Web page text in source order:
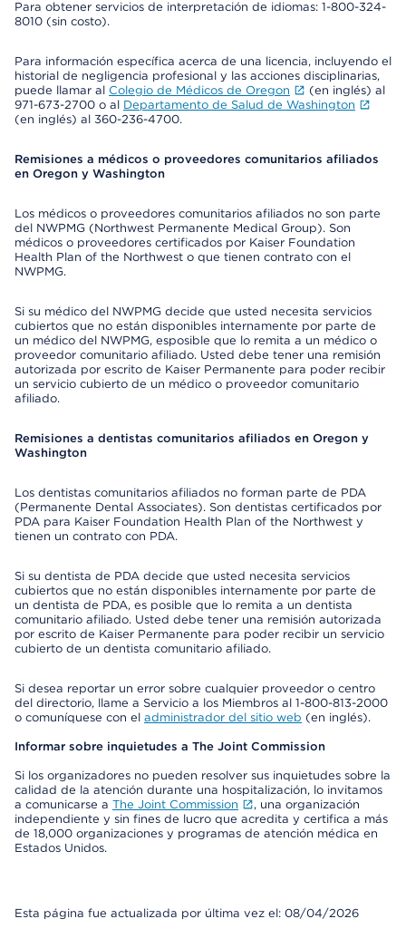
Para obtener servicios de interpretación de idiomas: 1-800-324-
8010 (sin costo).
Para información específica acerca de una licencia, incluyendo el
historial de negligencia profesional y las acciones disciplinarias,
puede llamar al Colegio de Médicos de Oregon
(en inglés) al
971-673-2700 o al Departamento de Salud de Washington
(en inglés) al 360-236-4700.
Remisiones a médicos o proveedores comunitarios afiliados
en Oregon y Washington
Los médicos o proveedores comunitarios afiliados no son parte
del NWPMG (Northwest Permanente Medical Group). Son
médicos o proveedores certificados por Kaiser Foundation
Health Plan of the Northwest o que tienen contrato con el
NWPMG.
Si su médico del NWPMG decide que usted necesita servicios
cubiertos que no están disponibles internamente por parte de
un médico del NWPMG, esposible que lo remita a un médico o
proveedor comunitario afiliado. Usted debe tener una remisión
autorizada por escrito de Kaiser Permanente para poder recibir
un servicio cubierto de un médico o proveedor comunitario
afiliado.
Remisiones a dentistas comunitarios afiliados en Oregon y
Washington
Los dentistas comunitarios afiliados no forman parte de PDA
(Permanente Dental Associates). Son dentistas certificados por
PDA para Kaiser Foundation Health Plan of the Northwest y
tienen un contrato con PDA.
Si su dentista de PDA decide que usted necesita servicios
cubiertos que no están disponibles internamente por parte de
un dentista de PDA, es posible que lo remita a un dentista
comunitario afiliado. Usted debe tener una remisión autorizada
por escrito de Kaiser Permanente para poder recibir un servicio
cubierto de un dentista comunitario afiliado.
Si desea reportar un error sobre cualquier proveedor o centro
del directorio, llame a Servicio a los Miembros al 1-800-813-2000
o comuníquese con el administrador del sitio web (en inglés).
Informar sobre inquietudes a The Joint Commission
Si los organizadores no pueden resolver sus inquietudes sobre la
calidad de la atención durante una hospitalización, lo invitamos
a comunicarse a The Joint Commission
, una organización
independiente y sin fines de lucro que acredita y certifica a más
de 18,000 organizaciones y programas de atención médica en
Estados Unidos.
Esta página fue actualizada por última vez el: 08/04/2026